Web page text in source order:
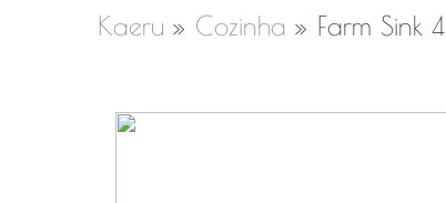
Kaeru » Cozinha » Farm Sink 4